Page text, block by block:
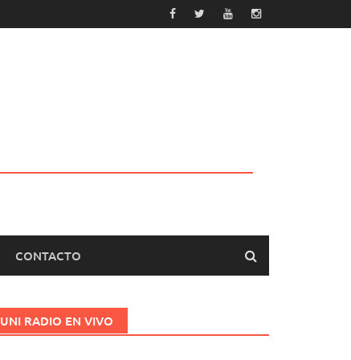
CONTACTO
UNI RADIO EN VIVO